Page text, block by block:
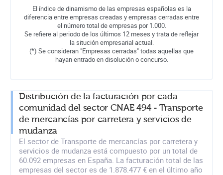
El índice de dinamismo de las empresas españolas es la
diferencia entre empresas creadas y empresas cerradas entre
el número total de empresas por 1.000.
Se refiere al periodo de los últimos 12 meses y trata de reflejar
la situción empresarial actual.
(*) Se consideran "Empresas cerradas" todas aquellas que
hayan entrado en disolución o concurso.
Distribución de la facturación por cada
comunidad del sector CNAE 494 - Transporte
de mercancías por carretera y servicios de
mudanza
El sector de Transporte de mercancías por carretera y
servicios de mudanza está compuesto por un total de
60.092 empresas en España. La facturación total de las
empresas del sector es de 1.878.477 € en el último año